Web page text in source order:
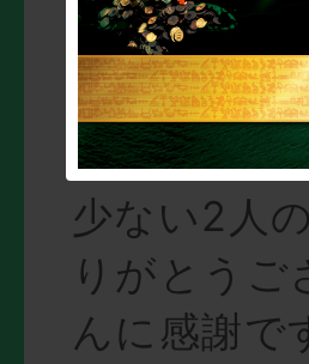
年齢：33
ーム参加回
答え合わせ
少ない2人
りがとう
んに感謝で